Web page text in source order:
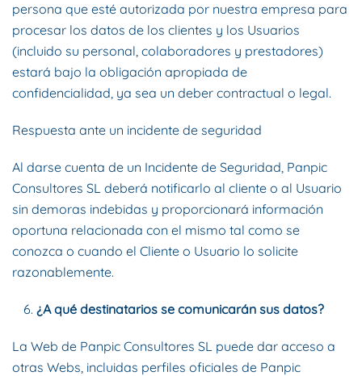
persona que esté autorizada por nuestra empresa para
procesar los datos de los clientes y los Usuarios
(incluido su personal, colaboradores y prestadores)
estará bajo la obligación apropiada de
confidencialidad, ya sea un deber contractual o legal.
Respuesta ante un incidente de seguridad
Al darse cuenta de un Incidente de Seguridad, Panpic
Consultores SL deberá notificarlo al cliente o al Usuario
sin demoras indebidas y proporcionará información
oportuna relacionada con el mismo tal como se
conozca o cuando el Cliente o Usuario lo solicite
razonablemente.
¿A qué destinatarios se comunicarán sus datos?
La Web de Panpic Consultores SL puede dar acceso a
otras Webs, incluidas perfiles oficiales de Panpic